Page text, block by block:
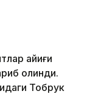
қайиғи
олинди.
Тобрук